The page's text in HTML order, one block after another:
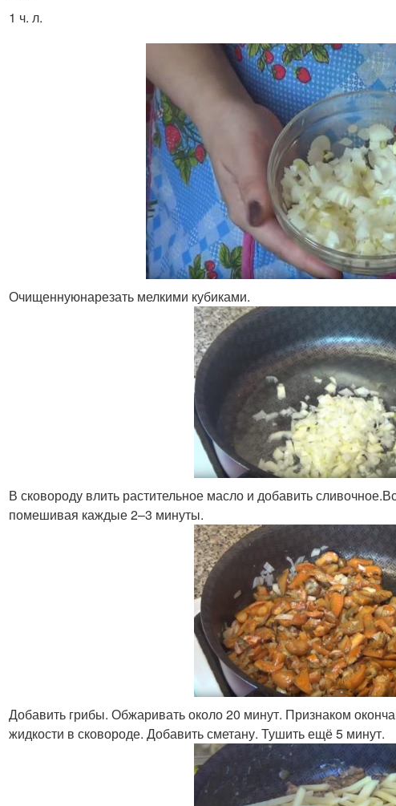
1 ч. л.
Очищеннуюнарезать мелкими кубиками.
В сковороду влить растительное масло и добавить
помешивая каждые 2–3 минуты.
Добавить грибы. Обжаривать около 20 минут. Признаком
жидкости в сковороде. Добавить сметану. Тушить ещё 5 минут.